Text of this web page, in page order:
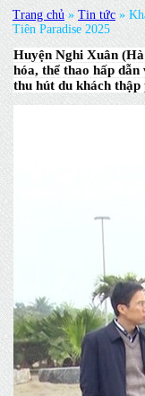
Trang chủ » Tin tức »
Tiên Paradise 2025
Huyện Nghi Xuân
hóa, thể thao hấp
thu hút du khách thập